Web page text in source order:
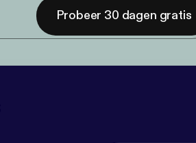
Probeer 30 dagen gratis